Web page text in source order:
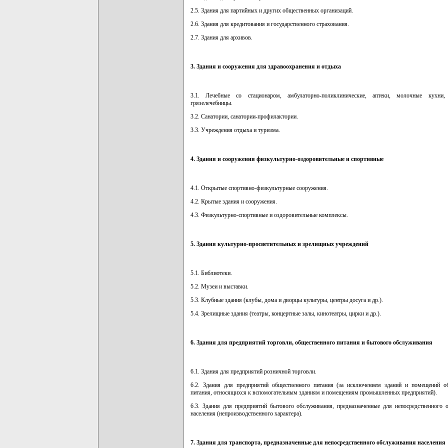
2.5. Здания для партийных и других общественных организаций.
2.6. Здания для кредитования и государственного страхования.
2.7. Здания для архивов.
3. Здания и сооружения для здравоохранения и отдыха
3.1. Лечебные со стационаром, амбулаторно-поликлинические, аптеки, молочные
грязелечебницы.
3.2. Санатории, санатории-профилактории.
3.3. Учреждения отдыха и туризма.
4. Здания и сооружения физкультурно-оздоровительные и спортивные
4.1. Открытые спортивно-физкультурные сооружения.
4.2. Крытые здания и сооружения.
4.3. Физкультурно-спортивные и оздоровительные комплексы.
5. Здания культурно-просветительных и зрелищных учреждений
5.1. Библиотеки.
5.2. Музеи и выставки.
5.3. Клубные здания (клубы, дома и дворцы культуры, центры досуга и др.).
5.4. Зрелищные здания (театры, концертные залы, кинотеатры, цирки и др.).
6. Здания для предприятий торговли, общественного питания и бытового обслуживания
6.1. Здания для предприятий розничной торговли.
6.2. Здания для предприятий общественного питания (за исключением зданий и помещений
питания, относящихся к вспомогательным зданиям и помещениям промышленных предприятий).
6.3. Здания для предприятий бытового обслуживания, предназначенные для непосредственного
населения (непроизводственного характера).
7. Здания для транспорта, предназначенные для непосредственного обслуживания населения